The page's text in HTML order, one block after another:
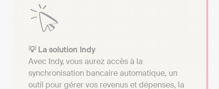
💡 La solution Indy
Avec Indy, vous aurez accès à la
synchronisation bancaire automatique, un
outil pour gérer vos revenus et dépenses, la